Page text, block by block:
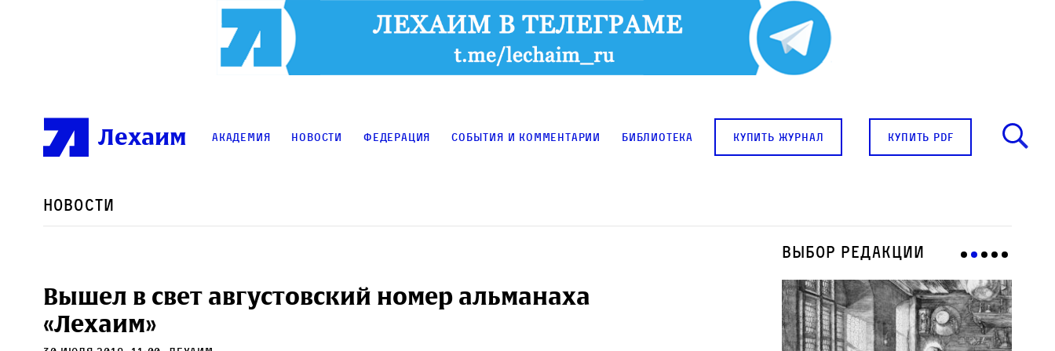
Лехаим Академия Новости Федерация События и комментарии Библиотека купить журнал купить pdf
Новости
Вышел в свет августовский номер альманаха
«Лехаим»
Выбор редакции